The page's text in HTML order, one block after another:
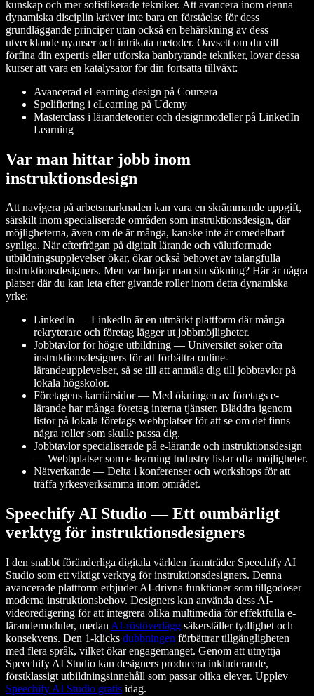
kunskap och mer sofistikerade tekniker. Att avancera inom denna
dynamiska disciplin kräver inte bara en förståelse för dess
grundläggande principer utan också en behärskning av dess
utvecklande nyanser och intrikata metoder. Oavsett om du vill
förfina din expertis eller utforska banbrytande tekniker, lovar dessa
kurser att vara en katalysator för din fortsatta tillväxt:
Avancerad eLearning-design på Coursera
Spelifiering i eLearning på Udemy
Masterclass i lärandeteorier och designmodeller på LinkedIn
Learning
Var man hittar jobb inom
instruktionsdesign
Att navigera på arbetsmarknaden kan vara en skrämmande uppgift,
särskilt inom specialiserade områden som instruktionsdesign, där
möjligheterna, även om de är många, kanske inte är omedelbart
synliga. När efterfrågan på digitalt lärande och välutformade
utbildningsupplevelser ökar, ökar också behovet av talangfulla
instruktionsdesigners. Men var börjar man sin sökning? Här är några
platser där du kan leta efter givande roller inom detta dynamiska
yrke:
LinkedIn — LinkedIn är en utmärkt plattform där många
rekryterare och företag lägger ut jobbmöjligheter.
Jobbtavlor för högre utbildning — Universitet söker ofta
instruktionsdesigners för att förbättra online-
lärandeupplevelser, så se till att anmäla dig till jobbtavlor på
lokala högskolor.
Företagens karriärsidor — Med ökningen av företags e-
lärande har många företag interna tjänster. Bläddra igenom
listor på lokala företags webbplatser för att se om det finns
några roller som skulle passa dig.
Jobbtavlor specialiserade på e-lärande och instruktionsdesign
— Webbplatser som e-learning Industry listar ofta möjligheter.
Nätverkande — Delta i konferenser och workshops för att
träffa yrkesverksamma inom området.
Speechify AI Studio — Ett oumbärligt
verktyg för instruktionsdesigners
I den snabbt föränderliga digitala världen framträder Speechify AI
Studio som ett viktigt verktyg för instruktionsdesigners. Denna
avancerade plattform erbjuder AI-drivna funktioner som tillgodoser
moderna instruktionsbehov. Designers kan använda dess AI-
videoredigering för att integrera olika multimedia för effektfulla e-
lärandemoduler, medan AI-röstöverlägg säkerställer tydlighet och
konsekvens. Den 1-klicks dubbningen förbättrar tillgängligheten
med flera språk, vilket ökar engagemanget. Genom att utnyttja
Speechify AI Studio kan designers producera inkluderande,
förstklassigt utbildningsinnehåll som passar olika elever. Upplev
Speechify AI Studio gratis idag.